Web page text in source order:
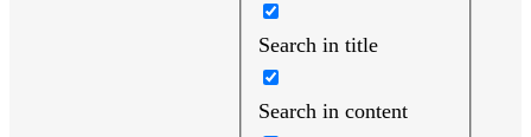
Search in title
Search in content